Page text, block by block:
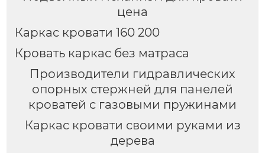
цена
Каркас кровати 160 200
Кровать каркас без матраса
Производители гидравлических
опорных стержней для панелей
кроватей с газовыми пружинами
Каркас кровати своими руками из
дерева